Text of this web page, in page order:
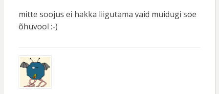
mitte soojus ei hakka liigutama vaid muidugi soe
õhuvool :-)